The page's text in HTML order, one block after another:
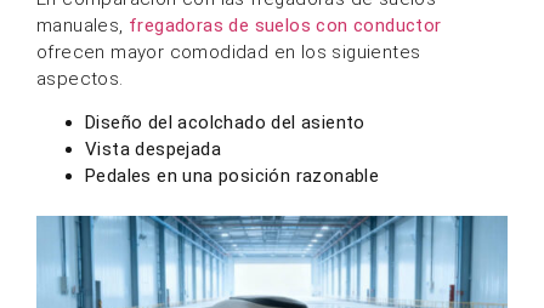
manuales, fregadoras de suelos con conductor
ofrecen mayor comodidad en los siguientes
aspectos.
Diseño del acolchado del asiento
Vista despejada
Pedales en una posición razonable